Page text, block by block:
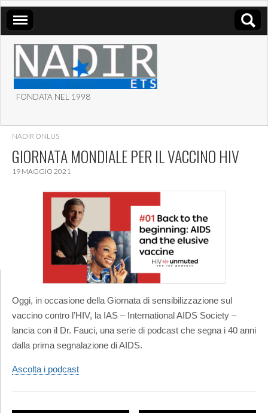
ASSOCIAZIONE NADIR
ETS
FONDATA NEL 1998
NADIR ONLUS
GIORNATA MONDIALE PER IL VACCINO HIV
19 MAGGIO 2021
Oggi, in occasione della Giornata di sensibilizzazione sul
vaccino contro l’HIV, la IAS – International AIDS Society –
lancia con il Dr. Fauci, una serie di podcast che segna i 40 anni
dalla prima segnalazione di AIDS.
Ascolta i podcast